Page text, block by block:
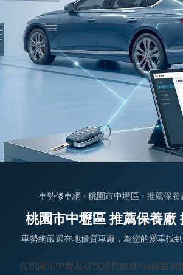
車勢修車網 › 桃園市中壢區 › 推薦保
桃園市中壢區 推薦保養廠
車勢網嚴選在地優質車廠，為您的愛車找
在桃園市中壢區尋找擅長維修Kia起亞的